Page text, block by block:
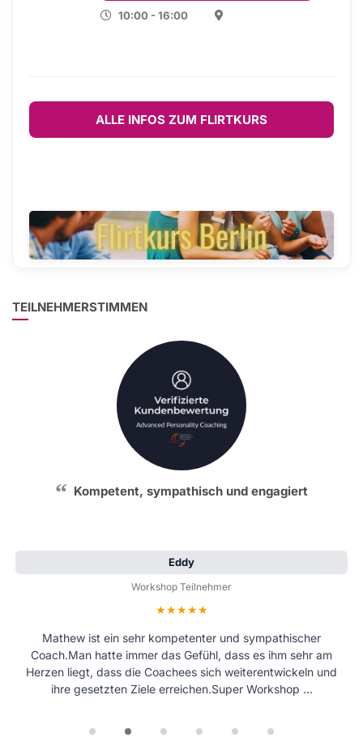
10:00 - 16:00
ALLE INFOS ZUM FLIRTKURS
TEILNEHMERSTIMMEN
Kompetent, sympathisch und engagiert
Eddy
Workshop Teilnehmer
Bewertung: 5 von 5 Sternen
Mathew ist ein sehr kompetenter und sympathischer
Coach.Man hatte immer das Gefühl, dass es ihm sehr am
Herzen liegt, dass die Coachees sich weiterentwickeln und
ihre gesetzten Ziele erreichen.Super Workshop …